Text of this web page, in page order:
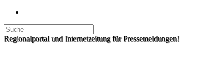
Regionalportal und Internetzeitung für Pressemeldungen!